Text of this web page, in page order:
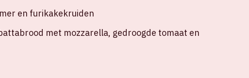
en furikakekruiden
met mozzarella, gedroogde tomaat en